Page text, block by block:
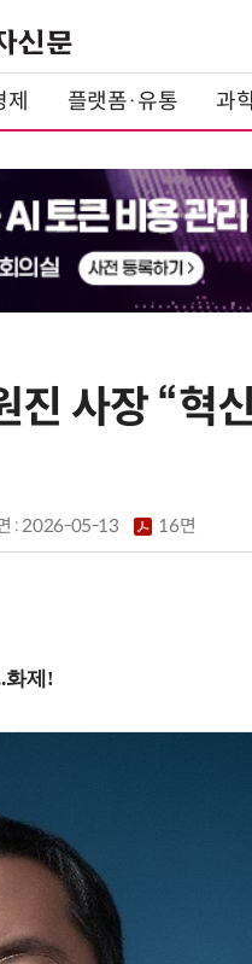
제 플랫폼·유통 과
사장 “혁
:2026-05-13 16면